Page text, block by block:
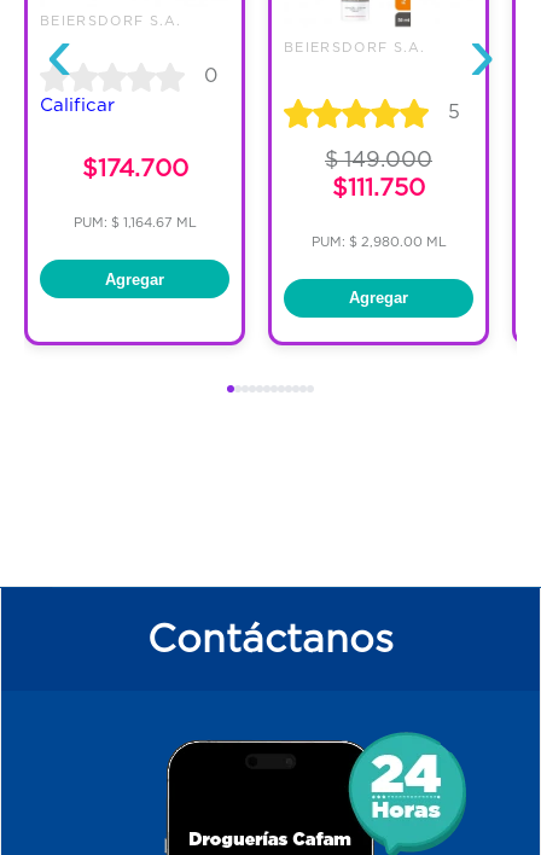
‹
BEIERSDORF S.A.
0
Calificar
$174.700
PUM: $ 1,164.67 ML
Agregar
BEIERSDORF S.A.
5
$ 149.000
$111.750
PUM: $ 2,980.00 ML
Agregar
›
Contáctanos